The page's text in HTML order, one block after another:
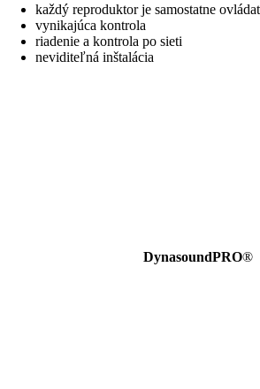
každý reproduktor je samostatne
vynikajúca kontrola
riadenie a kontrola po sieti
neviditeľná inštalácia
DynasoundPRO®